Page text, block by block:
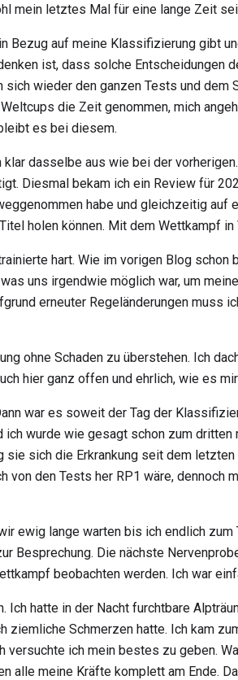
mein letztes Mal für eine lange Zeit
auf meine Klassifizierung gibt
ist, dass solche Entscheidungen
wieder den ganzen Tests und
die Zeit genommen, mich
es bei diesem.
dasselbe aus wie bei der
Diesmal bekam ich ein Review für
habe und gleichzeitig
holen können. Mit dem Wettkampf
hart. Wie im vorigen Blog
uns irgendwie möglich war, um
erneuter Regeländerungen muss
ohne Schaden zu überstehen. Ich
hier ganz offen und ehrlich, wie es
war es soweit der Tag der
wurde wie gesagt schon zum
sich die Erkrankung seit dem
den Tests her RP1 wäre, dennoch
ewig lange warten bis ich endlich
Die nächste
beobachten werden. Ich war
hatte in der Nacht furchtbare
Schmerzen hatte. Ich kam
ich mein bestes zu geben.
alle meine Kräfte komplett am Ende.